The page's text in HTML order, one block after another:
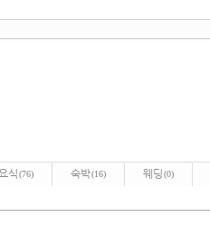
식(76) 숙박(16) 웨딩(0)